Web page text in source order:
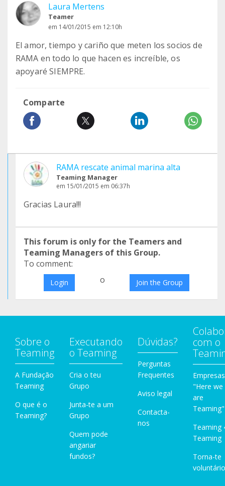
Laura Mertens
Teamer
em 14/01/2015 em 12:10h
El amor, tiempo y cariño que meten los socios de
RAMA en todo lo que hacen es increíble, os
apoyaré SIEMPRE.
Comparte
RAMA rescate animal marina alta
Teaming Manager
em 15/01/2015 em 06:37h
Gracias Laura!!!
This forum is only for the Teamers and
Teaming Managers of this Group.
To comment:
Login o Join the Group
Sobre o
Teaming
A Fundação
Teaming
O que é o
Teaming?
Executando
o Teaming
Cria o teu
Grupo
Junta-te a um
Grupo
Quem pode
angariar
fundos?
Dúvidas?
Perguntas
Frequentes
Aviso legal
Contacta-
nos
com o
Empresas
"Here we
are
Teaming"
Teaming
Teaming
Torna-te